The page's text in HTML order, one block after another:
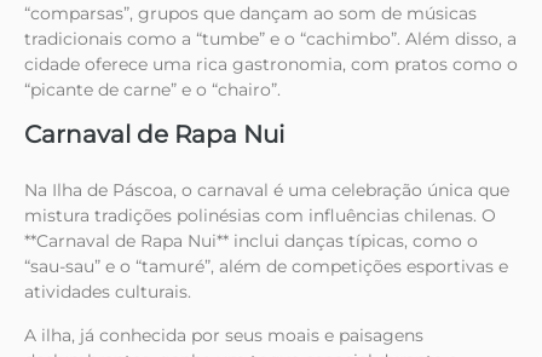
“comparsas”, grupos que dançam ao som de músicas
tradicionais como a “tumbe” e o “cachimbo”. Além disso, a
cidade oferece uma rica gastronomia, com pratos como o
“picante de carne” e o “chairo”.
Carnaval de Rapa Nui
Na Ilha de Páscoa, o carnaval é uma celebração única que
mistura tradições polinésias com influências chilenas. O
**Carnaval de Rapa Nui** inclui danças típicas, como o
“sau-sau” e o “tamuré”, além de competições esportivas e
atividades culturais.
A ilha, já conhecida por seus moais e paisagens